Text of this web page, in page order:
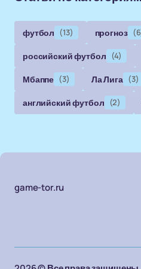
футбол (13) прогноз
российский футбол (4)
Мбаппе (3) Ла Лига (3)
английский футбол (2)
game-tor.ru